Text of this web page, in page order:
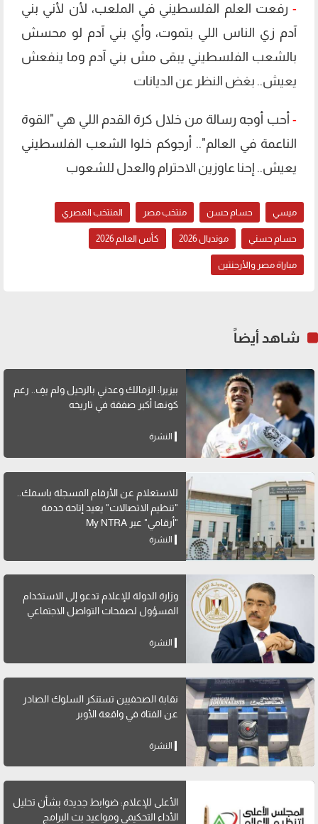
- رفعت العلم الفلسطيني في الملعب، لأن لأني بني
آدم زي الناس اللي بتموت، وأي بني آدم لو محسش
بالشعب الفلسطيني يبقى مش بني آدم وما ينفعش
يعيش.. بغض النظر عن الديانات
- أحب أوجه رسالة من خلال كرة القدم اللي هي "القوة
الناعمة في العالم".. أرجوكم خلوا الشعب الفلسطيني
يعيش.. إحنا عاوزين الاحترام والعدل للشعوب
ميسي حسام حسن منتخب مصر المنتخب المصري
حسام حسني مونديال 2026 كأس العالم 2026
مباراة مصر والأرجنتين
شاهد أيضاً
بيزيرا: الزمالك وعدني بالرحيل ولم يفِ.. رغم
كونها أكبر صفقة في تاريخه
النشرة
للاستعلام عن الأرقام المسجلة باسمك..
"تنظيم الاتصالات" يعيد إتاحة خدمة
"أرقامي" عبر My NTRA
النشرة
وزارة الدولة للإعلام تدعو إلى الاستخدام
المسؤول لصفحات التواصل الاجتماعي
النشرة
نقابة الصحفيين تستنكر السلوك الصادر
عن الفتاة في واقعة الأوبر
النشرة
الأعلى للإعلام: ضوابط جديدة بشأن تحليل
الأداء التحكيمي ومواعيد بث البرامج